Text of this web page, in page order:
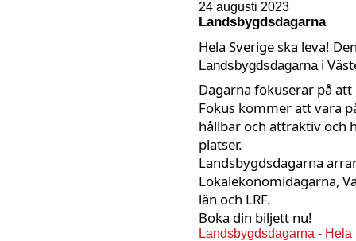
24 augusti 2023
Landsbygdsdagarna
Hela Sverige ska leva!
Landsbygdsdagarnai
Dagarna fokuserar på att
Fokus kommer att vara
hållbar och attraktiv och
platser.
Landsbygdsdagarna
Lokalekonomidagarna,
län och LRF.
Boka din biljett nu!
Landsbygdsdagarna -